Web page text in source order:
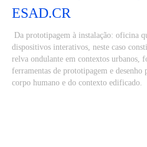
ESAD.CR
Da prototipagem à instalação: oficina
dispositivos interativos, neste caso
relva ondulante em contextos urbanos,
ferramentas de prototipagem e desenho
corpo humano e do contexto edificado.